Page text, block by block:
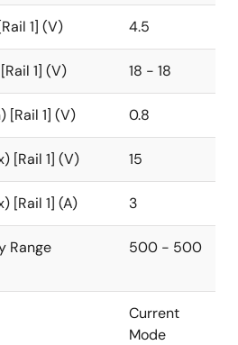
計されています。 これら2つ
は非常に高効率の電力を負荷に
を自動的に切り替えて、
できます。 CCMのスイッチン
に設定されています。 このデ
負荷、および温度範囲にわた
ック・レギュレーション許容誤
、外部抵抗を使用して最小
できます。EN を 0.6V 以上に
イネーブルになります。レギ
出力をサポートしています。
の過電流状態時の内部電流制
電圧および過電圧検出、およ
1] (V) 4.5
1] (V) 18 - 18
[Rail 1] (V) 0.8
[Rail 1] (V) 15
[Rail 1] (A) 3
Range
500 - 500
Current
Mode